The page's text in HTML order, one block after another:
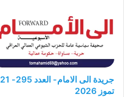
جريدة الى الامام- العدد 295- 21
تموز 2026